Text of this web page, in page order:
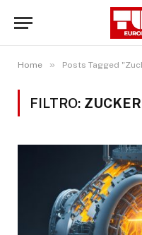
Home » Posts Tagged
FILTRO: